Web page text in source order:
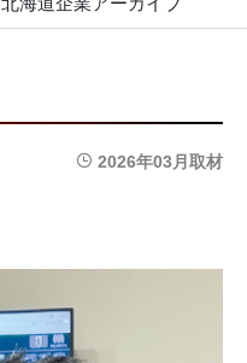
2026年03月取材